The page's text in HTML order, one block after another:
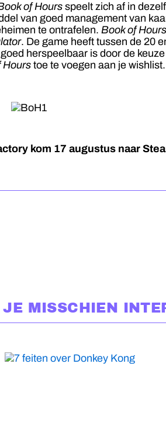
of Hours speelt zich af in
van goed management van
te ontrafelen. Book of Hours
. De game heeft tussen de 20
herspeelbaar is door de
Hourstoe te voegen aan je wishlist.
kom 17 augustus naar
MISSCHIEN